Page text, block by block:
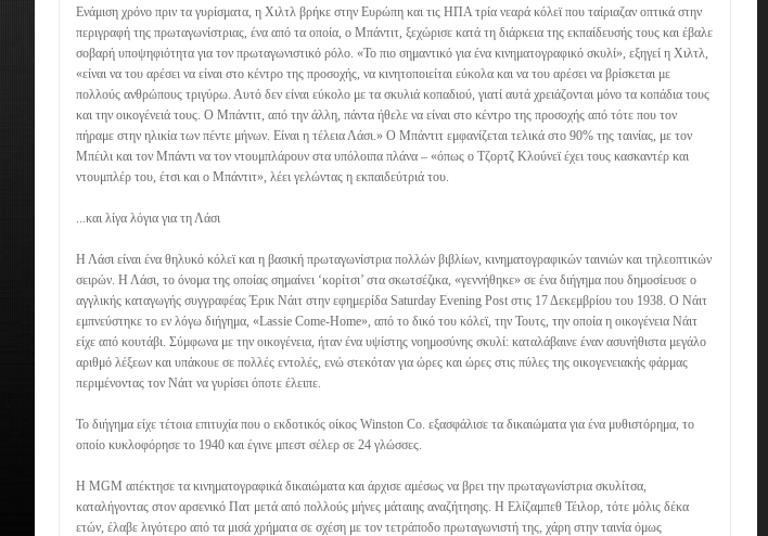
Ενάμιση χρόνο πριν τα γυρίσματα, η Χιλτλ βρήκε στην Ευρώπη και τις ΗΠΑ τρία νεαρά κόλεϊ που ταίριαζαν οπτικά στην
περιγραφή της πρωταγωνίστριας, ένα από τα οποία, ο Μπάντιτ, ξεχώρισε κατά τη διάρκεια της εκπαίδευσής τους και έβαλε
σοβαρή υποψηφιότητα για τον πρωταγωνιστικό ρόλο. «Το πιο σημαντικό για ένα κινηματογραφικό σκυλί», εξηγεί η Χιλτλ,
«είναι να του αρέσει να είναι στο κέντρο της προσοχής, να κινητοποιείται εύκολα και να του αρέσει να βρίσκεται με
πολλούς ανθρώπους τριγύρω. Αυτό δεν είναι εύκολο με τα σκυλιά κοπαδιού, γιατί αυτά χρειάζονται μόνο τα κοπάδια τους
και την οικογένειά τους. Ο Μπάντιτ, από την άλλη, πάντα ήθελε να είναι στο κέντρο της προσοχής από τότε που τον
πήραμε στην ηλικία των πέντε μήνων. Είναι η τέλεια Λάσι.» Ο Μπάντιτ εμφανίζεται τελικά στο 90% της ταινίας, με τον
Μπέιλι και τον Μπάντι να τον ντουμπλάρουν στα υπόλοιπα πλάνα – «όπως ο Τζορτζ Κλούνεϊ έχει τους κασκαντέρ και
ντουμπλέρ του, έτσι και ο Μπάντιτ», λέει γελώντας η εκπαιδεύτριά του.
...και λίγα λόγια για τη Λάσι
Η Λάσι είναι ένα θηλυκό κόλεϊ και η βασική πρωταγωνίστρια πολλών βιβλίων, κινηματογραφικών ταινιών και τηλεοπτικών
σειρών. Η Λάσι, το όνομα της οποίας σημαίνει ‘κορίτσι’ στα σκωτσέζικα, «γεννήθηκε» σε ένα διήγημα που δημοσίευσε ο
αγγλικής καταγωγής συγγραφέας Έρικ Νάιτ στην εφημερίδα Saturday Evening Post στις 17 Δεκεμβρίου του 1938. Ο Νάιτ
εμπνεύστηκε το εν λόγω διήγημα, «Lassie Come-Home», από το δικό του κόλεϊ, την Τουτς, την οποία η οικογένεια Νάιτ
είχε από κουτάβι. Σύμφωνα με την οικογένεια, ήταν ένα υψίστης νοημοσύνης σκυλί: καταλάβαινε έναν ασυνήθιστα μεγάλο
αριθμό λέξεων και υπάκουε σε πολλές εντολές, ενώ στεκόταν για ώρες και ώρες στις πύλες της οικογενειακής φάρμας
περιμένοντας τον Νάιτ να γυρίσει όποτε έλειπε.
Το διήγημα είχε τέτοια επιτυχία που ο εκδοτικός οίκος Winston Co. εξασφάλισε τα δικαιώματα για ένα μυθιστόρημα, το
οποίο κυκλοφόρησε το 1940 και έγινε μπεστ σέλερ σε 24 γλώσσες.
Η MGM απέκτησε τα κινηματογραφικά δικαιώματα και άρχισε αμέσως να βρει την πρωταγωνίστρια σκυλίτσα,
καταλήγοντας στον αρσενικό Πατ μετά από πολλούς μήνες μάταιης αναζήτησης. Η Ελίζαμπεθ Τέιλορ, τότε μόλις δέκα
ετών, έλαβε λιγότερο από τα μισά χρήματα σε σχέση με τον τετράποδο πρωταγωνιστή της, χάρη στην ταινία όμως